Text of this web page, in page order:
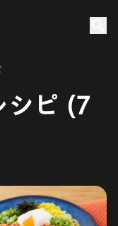
シピ (7